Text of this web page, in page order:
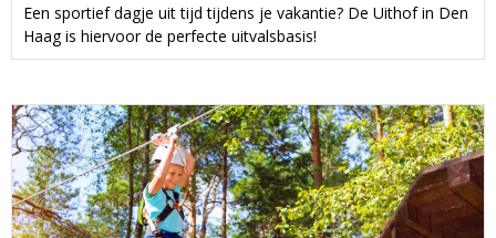
Een sportief dagje uit tijd tijdens je vakantie? De Uithof in Den
Haag is hiervoor de perfecte uitvalsbasis!